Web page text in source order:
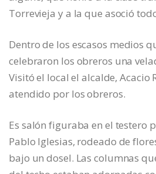
Torrevieja y a la que asoció
Dentro de los escasos medios
celebraron los obreros una
Visitó el local el alcalde, Acacio
atendido por los obreros.
Es salón figuraba en el testero
Pablo Iglesias, rodeado de
bajo un dosel. Las columnas